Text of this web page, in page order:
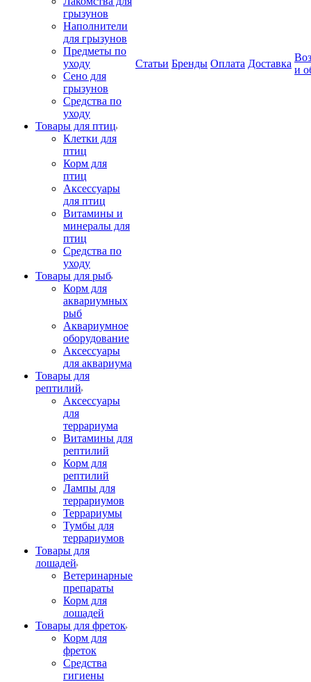
грызунов
Наполнители
для грызунов
Предметы по
уходу
Сено для
грызунов
Средства по
уходу
Товары для птиц
Клетки для
птиц
Корм для
птиц
Аксессуары
для птиц
Витамины и
минералы для
птиц
Средства по
уходу
Товары для рыб
Корм для
аквариумных
рыб
Аквариумное
оборудование
Аксессуары
для аквариума
Товары для
рептилий
Аксессуары
для
террариума
Витамины для
рептилий
Корм для
рептилий
Лампы для
террариумов
Террариумы
Тумбы для
террариумов
Товары для
лошадей
Ветеринарные
препараты
Корм для
лошадей
Товары для фреток
Корм для
фреток
Средства
гигиены
Статьи Бренды Оплата Доставка
и